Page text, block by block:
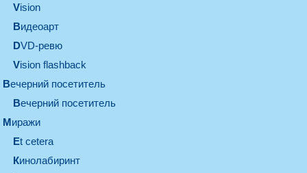
vision
видеоарт
DVD-ревю
Vision flashback
вечерний посетитель
вечерний посетитель
миражи
et cetera
кинолабиринт